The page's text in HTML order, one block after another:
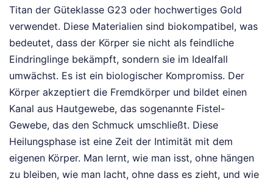
Titan der Güteklasse G23 oder hochwertiges Gold
verwendet. Diese Materialien sind biokompatibel, was
bedeutet, dass der Körper sie nicht als feindliche
Eindringlinge bekämpft, sondern sie im Idealfall
umwächst. Es ist ein biologischer Kompromiss. Der
Körper akzeptiert die Fremdkörper und bildet einen
Kanal aus Hautgewebe, das sogenannte Fistel-
Gewebe, das den Schmuck umschließt. Diese
Heilungsphase ist eine Zeit der Intimität mit dem
eigenen Körper. Man lernt, wie man isst, ohne hängen
zu bleiben, wie man lacht, ohne dass es zieht, und wie